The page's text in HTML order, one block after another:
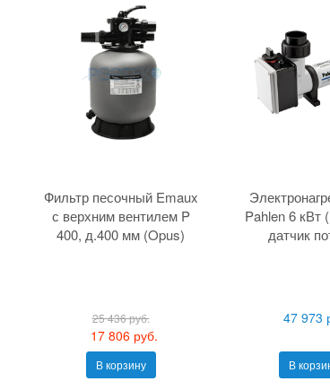
Фильтр песочный Emaux
с верхним вентилем P
400, д.400 мм (Opus)
25 436 руб.
17 806 руб.
В корзину
Pahlen 6 кВт
датчик
47 973
В